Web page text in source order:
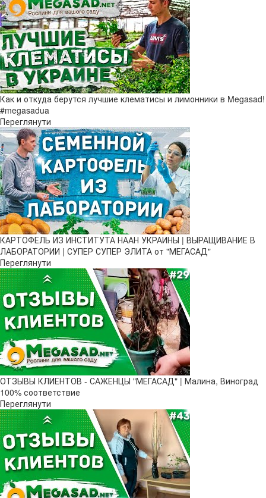
Как и откуда берутся лучшие клематисы и лимонники в Megasad!
#megasadua
Переглянути
КАРТОФЕЛЬ ИЗ ИНСТИТУТА НААН УКРАИНЫ | ВЫРАЩИВАНИЕ В
ЛАБОРАТОРИИ | СУПЕР СУПЕР ЭЛИТА от "МЕГАСАД"
Переглянути
ОТЗЫВЫ КЛИЕНТОВ - САЖЕНЦЫ "МЕГАСАД" | Малина, Виноград
100% соответствие
Переглянути